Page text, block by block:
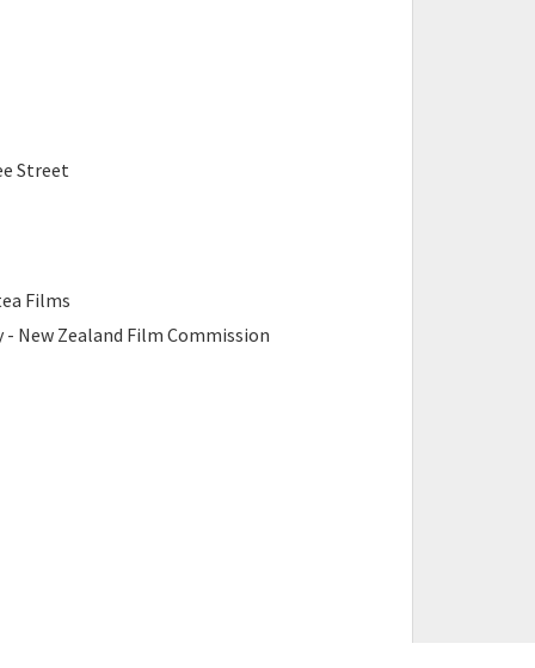
Street
Films
- New Zealand Film Commission